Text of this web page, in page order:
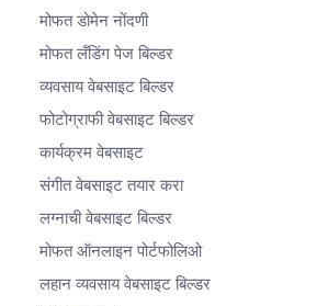
मोफत डोमेन नोंदणी
मोफत लँडिंग पेज बिल्डर
व्यवसाय वेबसाइट बिल्डर
फोटोग्राफी वेबसाइट बिल्डर
कार्यक्रम वेबसाइट
संगीत वेबसाइट तयार करा
लग्नाची वेबसाइट बिल्डर
मोफत ऑनलाइन पोर्टफोलिओ
लहान व्यवसाय वेबसाइट बिल्डर